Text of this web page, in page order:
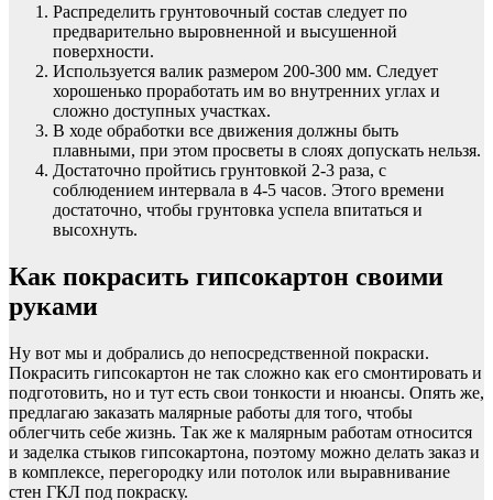
Распределить грунтовочный состав следует по
предварительно выровненной и высушенной
поверхности.
Используется валик размером 200-300 мм. Следует
хорошенько проработать им во внутренних углах и
сложно доступных участках.
В ходе обработки все движения должны быть
плавными, при этом просветы в слоях допускать нельзя.
Достаточно пройтись грунтовкой 2-3 раза, с
соблюдением интервала в 4-5 часов. Этого времени
достаточно, чтобы грунтовка успела впитаться и
высохнуть.
Как покрасить гипсокартон своими
руками
Ну вот мы и добрались до непосредственной покраски.
Покрасить гипсокартон не так сложно как его смонтировать и
подготовить, но и тут есть свои тонкости и нюансы. Опять же,
предлагаю заказать малярные работы для того, чтобы
облегчить себе жизнь. Так же к малярным работам относится
и заделка стыков гипсокартона, поэтому можно делать заказ и
в комплексе, перегородку или потолок или выравнивание
стен ГКЛ под покраску.